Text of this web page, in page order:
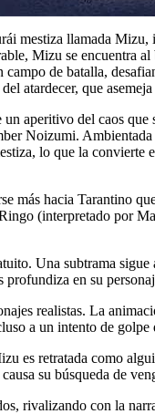
mestiza llamada
Mizu se encuentra
de batalla,
atardecer, que
aperitivo del caos
Noizumi.
lo que la
más hacia Tarantino
(interpretado por
Una subtrama
en su
realistas. La
a un intento de golpe
es retratada como
su búsqueda de
rivalizando con la